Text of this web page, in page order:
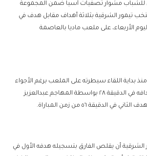
للشباب مشوار تصفيات آسيا ضمن المجموعة
تيمور الشرقية بثلاثة أهداف مقابل هدف في
الأربعاء، على ملعب ماديا بالعاصمة
بداية اللقاء سيطرته على الملعب برغم الأجواء
الماطرة وسجل اول أهدافه في الدقيقة ٢٨ بواسطة المهاجم عبدالعزيز
الدقيقة ٥٦ من زمن المباراة.
أن يقلص الفارق بتسجيله هدفه الأول في